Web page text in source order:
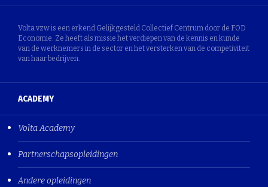
Volta vzw is een erkend Gelijkgesteld Collectief Centrum door de FOD
Economie. Ze heeft als missie het verdiepen van de kennis en kunde
van de werknemers in de sector en het versterken van de competiviteit
van haar bedrijven.
ACADEMY
Volta Academy
Partnerschapsopleidingen
Andere opleidingen